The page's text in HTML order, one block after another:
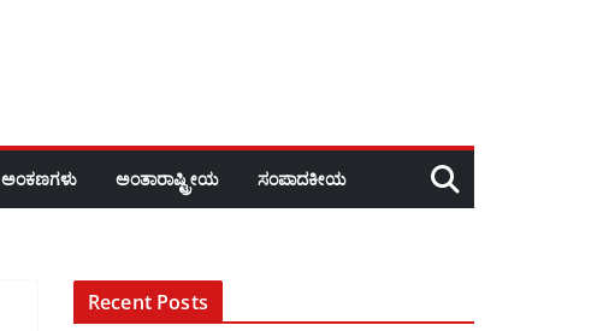
ಅಂಕಣಗಳು ಅಂತಾರಾಷ್ಟ್ರೀಯ ಸಂಪಾದಕೀಯ
Recent Posts